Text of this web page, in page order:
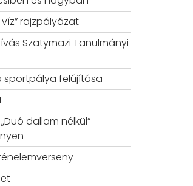
víz” rajzpályázat
Szatymazi Tanulmányi
sportpálya felújítása
dallam nélkül”